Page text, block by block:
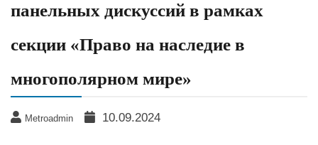
панельных дискуссий в рамках
секции «Право на наследие в
многополярном мире»
Metroadmin 10.09.2024